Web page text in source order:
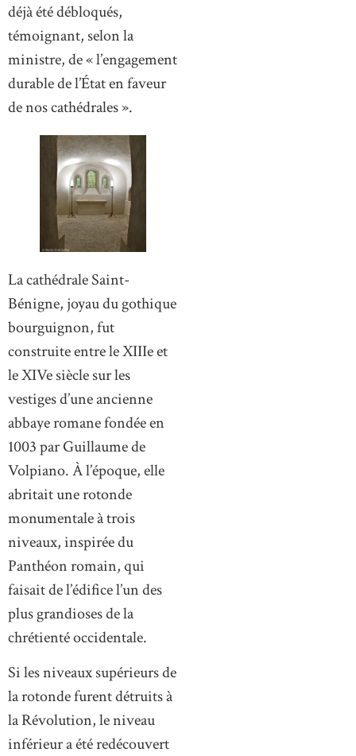
déjà été débloqués,
témoignant, selon la
ministre, de « l’engagement
durable de l’État en faveur
de nos cathédrales ».
La cathédrale Saint-
Bénigne, joyau du gothique
bourguignon, fut
construite entre le XIIIe et
le XIVe siècle sur les
vestiges d’une ancienne
abbaye romane fondée en
1003 par Guillaume de
Volpiano. À l’époque, elle
abritait une rotonde
monumentale à trois
niveaux, inspirée du
Panthéon romain, qui
faisait de l’édifice l’un des
plus grandioses de la
chrétienté occidentale.
Si les niveaux supérieurs de
la rotonde furent détruits à
la Révolution, le niveau
inférieur a été redécouvert